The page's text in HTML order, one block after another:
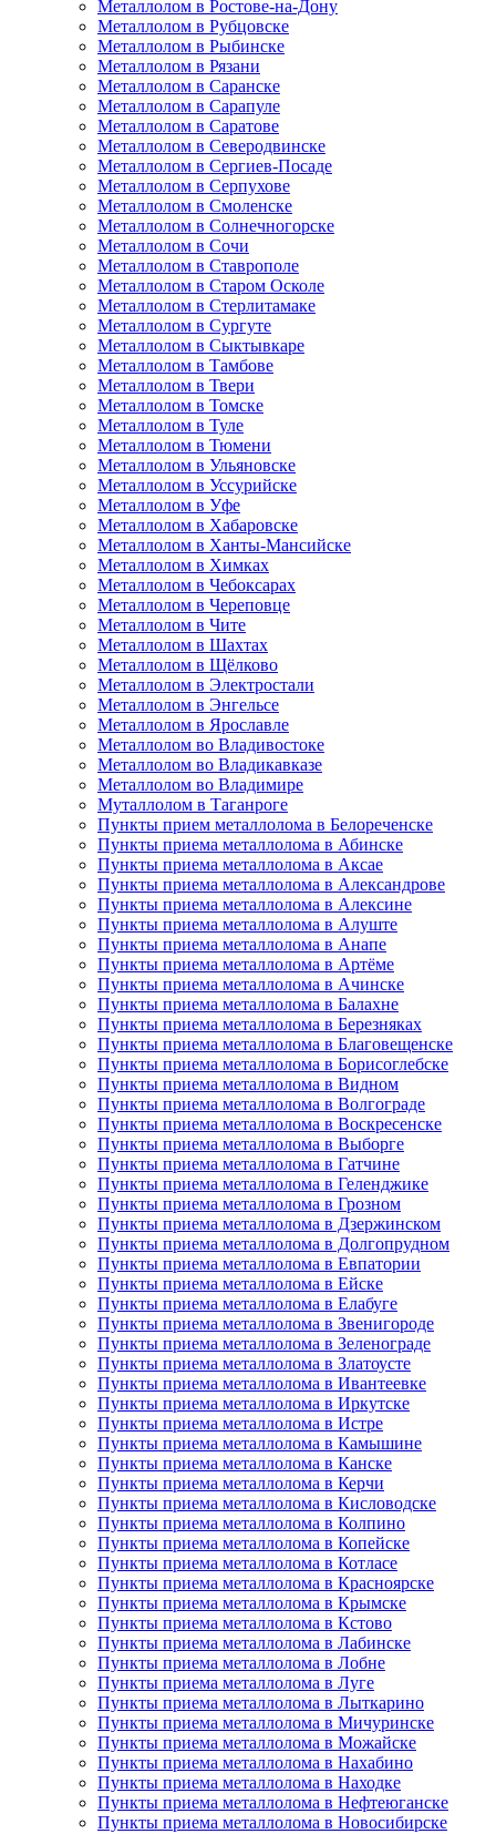
Металлолом в Ростове-на-Дону
Металлолом в Рубцовске
Металлолом в Рыбинске
Металлолом в Рязани
Металлолом в Саранске
Металлолом в Сарапуле
Металлолом в Саратове
Металлолом в Северодвинске
Металлолом в Сергиев-Посаде
Металлолом в Серпухове
Металлолом в Смоленске
Металлолом в Солнечногорске
Металлолом в Сочи
Металлолом в Ставрополе
Металлолом в Старом Осколе
Металлолом в Стерлитамаке
Металлолом в Сургуте
Металлолом в Сыктывкаре
Металлолом в Тамбове
Металлолом в Твери
Металлолом в Томске
Металлолом в Туле
Металлолом в Тюмени
Металлолом в Ульяновске
Металлолом в Уссурийске
Металлолом в Уфе
Металлолом в Хабаровске
Металлолом в Ханты-Мансийске
Металлолом в Химках
Металлолом в Чебоксарах
Металлолом в Череповце
Металлолом в Чите
Металлолом в Шахтах
Металлолом в Щёлково
Металлолом в Электростали
Металлолом в Энгельсе
Металлолом в Ярославле
Металлолом во Владивостоке
Металлолом во Владикавказе
Металлолом во Владимире
Муталлолом в Таганроге
Пункты прием металлолома в Белореченске
Пункты приема металлолома в Абинске
Пункты приема металлолома в Аксае
Пункты приема металлолома в Александрове
Пункты приема металлолома в Алексине
Пункты приема металлолома в Алуште
Пункты приема металлолома в Анапе
Пункты приема металлолома в Артёме
Пункты приема металлолома в Ачинске
Пункты приема металлолома в Балахне
Пункты приема металлолома в Березняках
Пункты приема металлолома в Благовещенске
Пункты приема металлолома в Борисоглебске
Пункты приема металлолома в Видном
Пункты приема металлолома в Волгограде
Пункты приема металлолома в Воскресенске
Пункты приема металлолома в Выборге
Пункты приема металлолома в Гатчине
Пункты приема металлолома в Геленджике
Пункты приема металлолома в Грозном
Пункты приема металлолома в Дзержинском
Пункты приема металлолома в Долгопрудном
Пункты приема металлолома в Евпатории
Пункты приема металлолома в Ейске
Пункты приема металлолома в Елабуге
Пункты приема металлолома в Звенигороде
Пункты приема металлолома в Зеленограде
Пункты приема металлолома в Златоусте
Пункты приема металлолома в Ивантеевке
Пункты приема металлолома в Иркутске
Пункты приема металлолома в Истре
Пункты приема металлолома в Камышине
Пункты приема металлолома в Канске
Пункты приема металлолома в Керчи
Пункты приема металлолома в Кисловодске
Пункты приема металлолома в Колпино
Пункты приема металлолома в Копейске
Пункты приема металлолома в Котласе
Пункты приема металлолома в Красноярске
Пункты приема металлолома в Крымске
Пункты приема металлолома в Кстово
Пункты приема металлолома в Лабинске
Пункты приема металлолома в Лобне
Пункты приема металлолома в Луге
Пункты приема металлолома в Лыткарино
Пункты приема металлолома в Мичуринске
Пункты приема металлолома в Можайске
Пункты приема металлолома в Нахабино
Пункты приема металлолома в Находке
Пункты приема металлолома в Нефтеюганске
Пункты приема металлолома в Новосибирске